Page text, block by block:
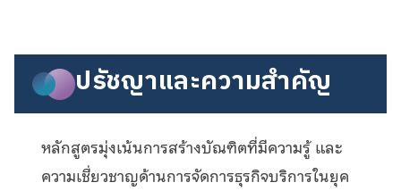
ปรัชญาและความสำคัญ
หลักสูตรมุ่งเน้นการสร้างบัณฑิตที่มีความรู้ และ
ความเชี่ยวชาญด้านการจัดการธุรกิจบริการในยุค